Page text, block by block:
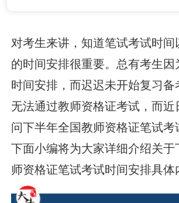
对考生来讲，知道笔试考试时间
的时间安排很重要。总有考生因
时间安排，而迟迟未开始复习备
无法通过教师资格证考试，而近
问下半年全国教师资格证笔试考
下面小编将为大家详细介绍关于
师资格证笔试考试时间安排具体